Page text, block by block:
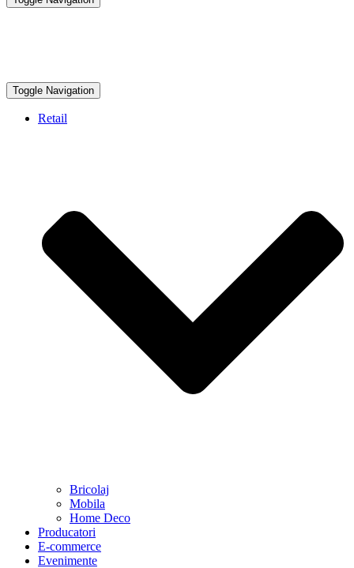
Toggle Navigation
Retail
Bricolaj
Mobila
Home Deco
Producatori
E-commerce
Evenimente